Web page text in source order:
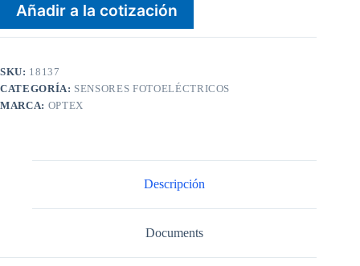
Añadir a la cotización
SKU: 18137
CATEGORÍA: SENSORES FOTOELÉCTRICOS
MARCA: OPTEX
Descripción
Documents